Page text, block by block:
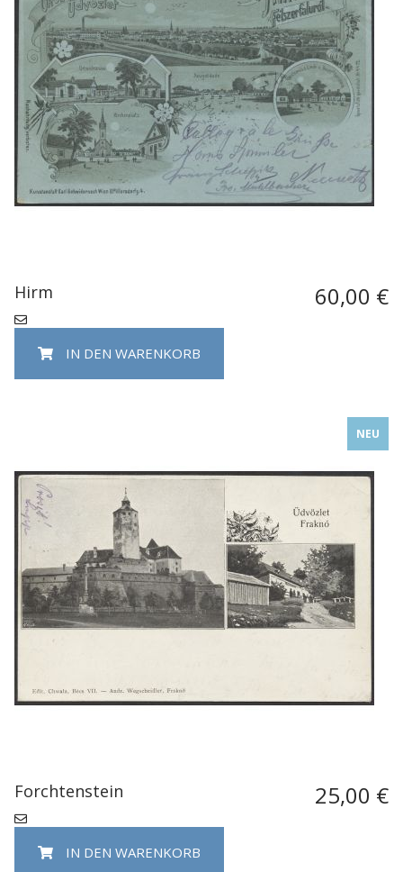
Hirm 60,00 €
IN DEN WARENKORB
NEU
Forchtenstein 25,00 €
IN DEN WARENKORB